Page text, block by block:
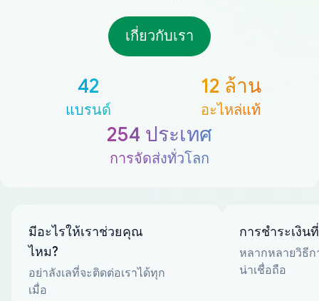
เกี่ยวกับเรา
42
แบรนด์
12 ล้าน
อะไหล่แท้
254 ประเทศ
การจัดส่งทั่วโลก
มีอะไรให้เราช่วยคุณ
ไหม?
อย่าลังเลที่จะติดต่อเราได้ทุก
เมื่อ
การชำระเงิน
หลากหลายวิธีก
น่าเชื่อถือ